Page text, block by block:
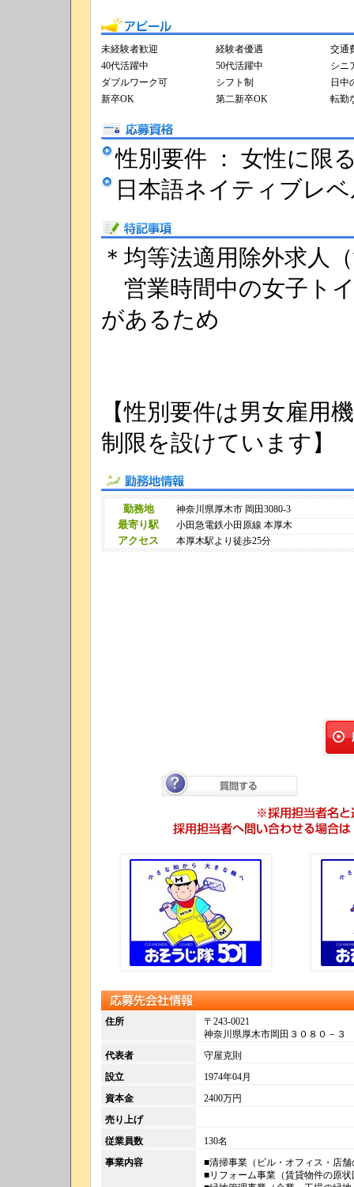
アピール
未経験者歓迎 経験者優遇
交通
40代活躍中
50代活躍中
シニ
ダブルワーク可
シフト制
日中
新卒OK
第二新卒OK 転勤
応募資格
性別要件 ： 女性に限
日本語ネイティブレ
特記事項
＊均等法適用除外求人
営業時間中の女子ト
があるため
【性別要件は男女雇用
制限を設けています】
勤務地情報
勤務地 神奈川県厚木市 岡田3080-3
最寄り駅 小田急電鉄小田原線 本厚木
アクセス 本厚木駅より徒歩25分
応募先会社情報
住所
〒243-0021
神奈川県厚木市岡田３０８０－３
代表者
守屋克則
設立
1974年04月
資本金
2400万円
売り上げ
従業員数
130名
事業内容
■清掃事業（ビル・オフィス・店
■リフォーム事業（賃貸物件の原